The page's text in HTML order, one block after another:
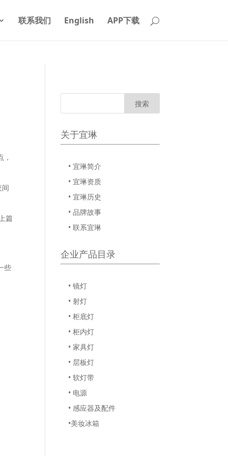
联系我们 English APP下载
篇
些
关于宜琳
• 宜琳简介
• 宜琳资质
• 宜琳历史
• 品牌故事
• 联系宜琳
企业产品目录
• 镜灯
• 射灯
• 柜底灯
• 柜内灯
• 家具灯
• 层板灯
• 软灯带
• 电源
• 感应器及配件
•美妆冰箱